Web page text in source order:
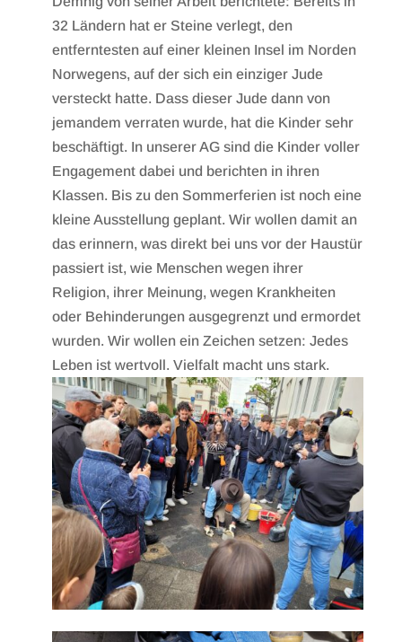
32 Ländern hat er Steine verlegt, den
entferntesten auf einer kleinen Insel im Norden
Norwegens, auf der sich ein einziger Jude
versteckt hatte. Dass dieser Jude dann von
jemandem verraten wurde, hat die Kinder sehr
beschäftigt. In unserer AG sind die Kinder voller
Engagement dabei und berichten in ihren
Klassen. Bis zu den Sommerferien ist noch eine
kleine Ausstellung geplant. Wir wollen damit an
das erinnern, was direkt bei uns vor der Haustür
passiert ist, wie Menschen wegen ihrer
Religion, ihrer Meinung, wegen Krankheiten
oder Behinderungen ausgegrenzt und ermordet
wurden. Wir wollen ein Zeichen setzen: Jedes
Leben ist wertvoll. Vielfalt macht uns stark.